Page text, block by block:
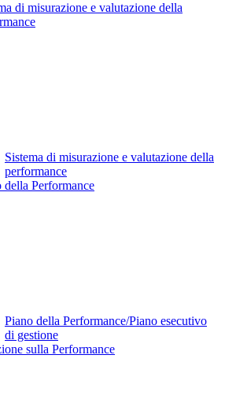
di misurazione e valutazione della
Sistema di misurazione e valutazione della
performance
della Performance
Piano della Performance/Piano esecutivo
di gestione
sulla Performance